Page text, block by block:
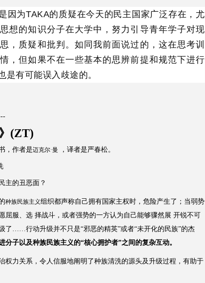
因为TAKA的质疑在今天的民主国家广泛存在，尤
想的知识分子在大学中，努力引导青年学子对现
，质疑和批判。如同我前面说过的，这在思考训
，但如果不在一些基本的思辨前提和规范下进行
是有可能误入歧途的。
(ZT)
，作者是迈克尔·曼 ，译者是严春松。
主的丑恶面？
种族民族主义组织都声称自己拥有国家主权时，危险产生了；当弱势
屈服、选 择战斗，或者强势的一方认为自己能够骤然展 开锐不可
了……行动升级并不只是“邪恶的精英”或者“未开化的民族”的杰
分子以及种族民族主义的“核心拥护者”之间的复杂互动。
权力关系，令人信服地阐明了种族清洗的源头及升级过程，有助于